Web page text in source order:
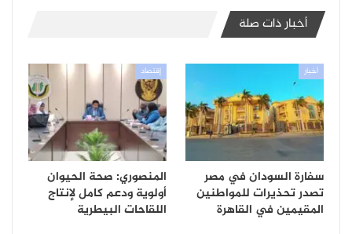
أخبار ذات صلة
أخبار
سفارة السودان في مصر
تصدر تحذيرات للمواطنين
المقيمين في القاهرة
إقتصاد
المنصوري: صحة الحيوان
أولوية ودعم كامل لإنتاج
اللقاحات البيطرية